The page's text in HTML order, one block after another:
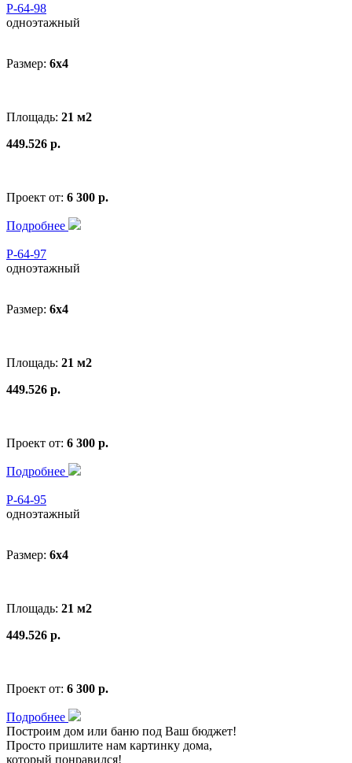
Р-64-98
одноэтажный
Размер: 6x4
Площадь: 21 м2
449.526 р.
Проект от: 6 300 р.
Подробнее
Р-64-97
одноэтажный
Размер: 6x4
Площадь: 21 м2
449.526 р.
Проект от: 6 300 р.
Подробнее
Р-64-95
одноэтажный
Размер: 6x4
Площадь: 21 м2
449.526 р.
Проект от: 6 300 р.
Подробнее
Построим дом или баню под Ваш бюджет!
Просто пришлите нам картинку дома,
который понравился!